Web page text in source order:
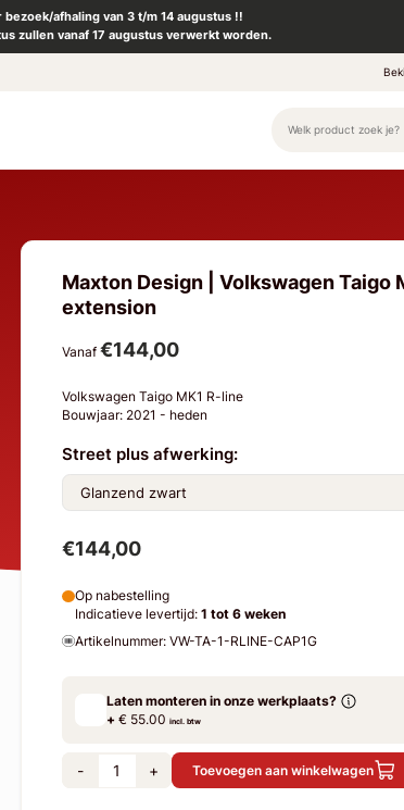
afhaling van 3 t/m 14 augustus !!
zullen vanaf 17 augustus verwerkt worden.
Maxton Design | Volkswagen Taigo
extension
Vanaf €144,00
Volkswagen Taigo MK1 R-line
Bouwjaar: 2021 - heden
Street plus afwerking:
€144,00
Op nabestelling
Indicatieve levertijd: 1 tot 6 weken
Artikelnummer: VW-TA-1-RLINE-CAP1G
Laten monteren in onze werkplaats?
+€ 55.00 incl. btw
- + Toevoegen aan winkelwagen